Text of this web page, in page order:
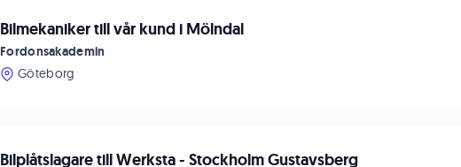
Bilmekaniker till vår kund i Mölndal
Fordonsakademin
Göteborg
Bilplåtslagare till Werksta - Stockholm Gustavsberg